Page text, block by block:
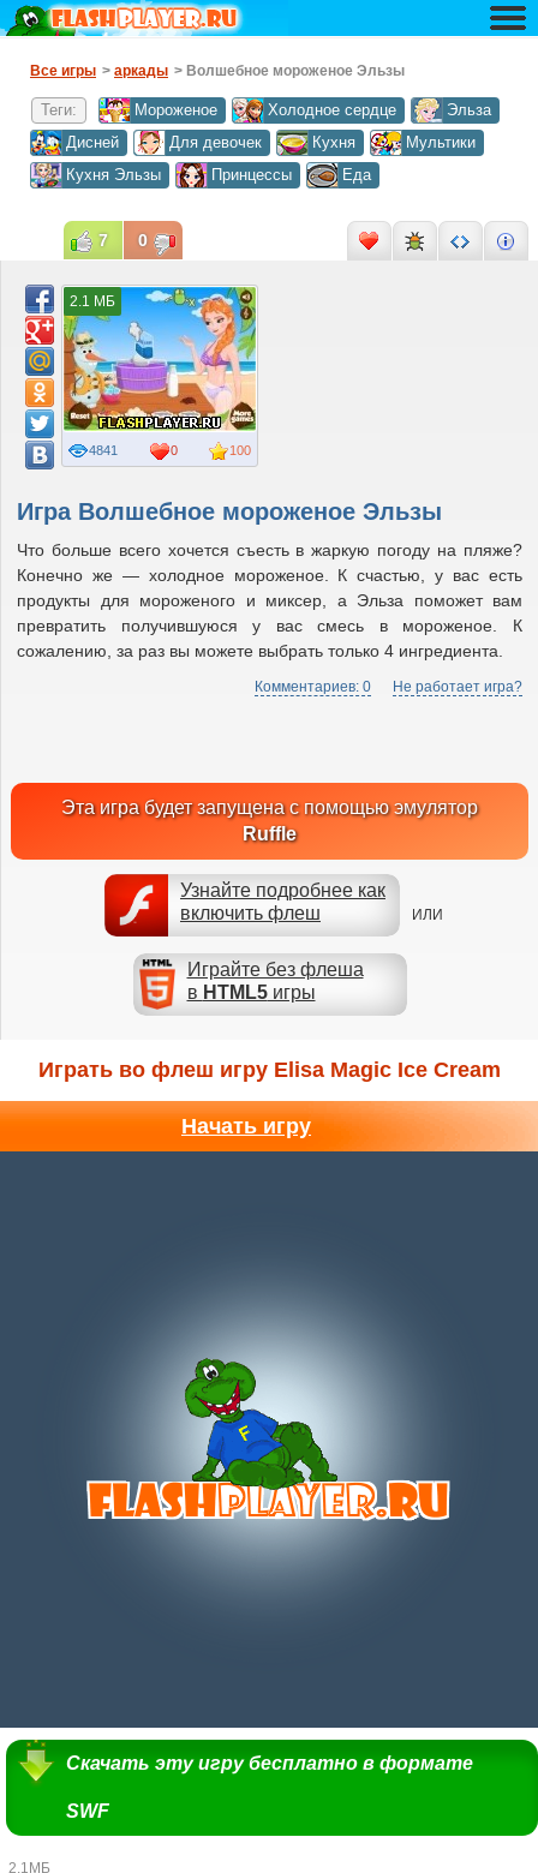
Все игры > аркады > Волшебное мороженое Эльзы
Теги: Мороженое Холодное сердце
Эльза
Дисней
Для девочек Кухня
Мультики
Кухня Эльзы
Принцессы Еда
Игра Волшебное мороженое Эльзы
Что больше всего хочется съесть в жаркую погоду на пляже?
Конечно же — холодное мороженое. К счастью, у вас есть
продукты для мороженого и миксер, а Эльза поможет вам
превратить получившуюся у вас смесь в мороженое. К
сожалению, за раз вы можете выбрать только 4 ингредиента.
Комментариев: 0 Не работает игра?
Эта игра будет запущена с помощью эмулятор
Ruffle
Узнайте подробнее как
включить флеш
ИЛИ
Играйте без флеша
в HTML5игры
100
4841 0
2.1 МБ
7 0
Играть во флеш игру Elisa Magic Ice Cream
Начать игру
Скачать эту игру бесплатно в формате
SWF
2.1МБ